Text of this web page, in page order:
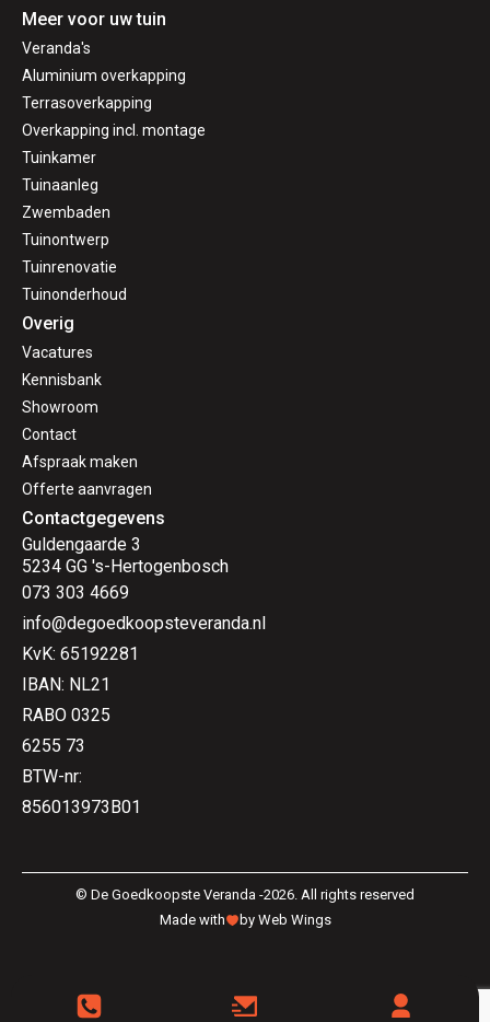
Meer voor uw tuin
Veranda's
Aluminium overkapping
Terrasoverkapping
Overkapping incl. montage
Tuinkamer
Tuinaanleg
Zwembaden
Tuinontwerp
Tuinrenovatie
Tuinonderhoud
Overig
Vacatures
Kennisbank
Showroom
Contact
Afspraak maken
Offerte aanvragen
Contactgegevens
Guldengaarde 3
5234 GG 's-Hertogenbosch
073 303 4669
info@degoedkoopsteveranda.nl
KvK: 65192281
IBAN: NL21
RABO 0325
6255 73
BTW-nr:
856013973B01
© De Goedkoopste Veranda -2026. All rights reserved
Made with
by Web Wings